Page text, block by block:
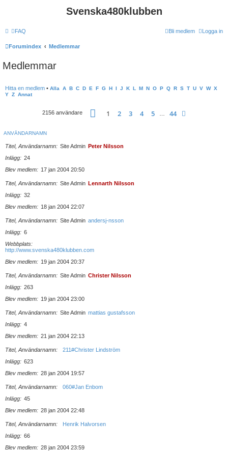
Svenska480klubben
FAQ Logga in
Bli medlem
Forumindex Medlemmar
Medlemmar
Hitta en medlem • Alla A B C D E F G H I J K L M N O P Q R S T U V W X
Y Z Annat
2156 användare Sida av 44
1 2 3 4 5 44
ANVÄNDARNAMN
Titel, Användarnamn Site Admin Peter Nilsson
Inlägg
24
Blev medlem
17 jan 2004 20:50
Titel, Användarnamn Site Admin Lennarth Nilsson
Inlägg
32
Blev medlem
18 jan 2004 22:07
Titel, Användarnamn Site Admin andersj-nsson
Inlägg
6
Webbplats
http://www.svenska480klubben.com
Blev medlem
19 jan 2004 20:37
Titel, Användarnamn Site Admin Christer Nilsson
Inlägg
263
Blev medlem
19 jan 2004 23:00
Titel, Användarnamn Site Admin mattias gustafsson
Inlägg
4
Blev medlem
21 jan 2004 22:13
Titel, Användarnamn
211#Christer Lindström
Inlägg
623
Blev medlem
28 jan 2004 19:57
Titel, Användarnamn
060#Jan Enbom
Inlägg
45
Blev medlem
28 jan 2004 22:48
Titel, Användarnamn
Henrik Halvorsen
Inlägg
66
Blev medlem
28 jan 2004 23:59